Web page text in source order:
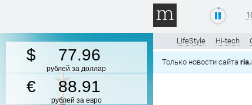
77.96
рублей за доллар
88.91
рублей за евро
LifeStyle Hi-tech
Только новости сайта